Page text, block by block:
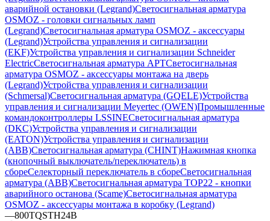
аварийной остановки (Legrand)Светосигнальная арматура
OSMOZ - головки сигнальных ламп
(Legrand)Светосигнальная арматура OSMOZ - аксессуары
(Legrand)Устройства управления и сигнализации
(EKF)Устройства управления и сигнализации Schneider
ElectricСветосигнальная арматура APTСветосигнальная
арматура OSMOZ - аксессуары монтажа на дверь
(Legrand)Устройства управления и сигнализации
(Schmersal)Светосигнальная арматура (GQELE)Устройства
управления и сигнализации Meyertec (OWEN)Промышленные
командоконтроллеры LSSINEСветосигнальная арматура
(DKC)Устройства управления и сигнализации
(EATON)Устройства управления и сигнализации
(ABB)Светосигнальная арматура (CHINT)Нажимная кнопка
(кнопочный выключатель/переключатель) в
сбореСелекторный переключатель в сбореСветосигнальная
арматура (ABB)Светосигнальная арматура TOP22 - кнопки
аварийного останова (Scame)Светосигнальная арматура
OSMOZ - аксессуары монтажа в коробку (Legrand)
—800TQSTH24B